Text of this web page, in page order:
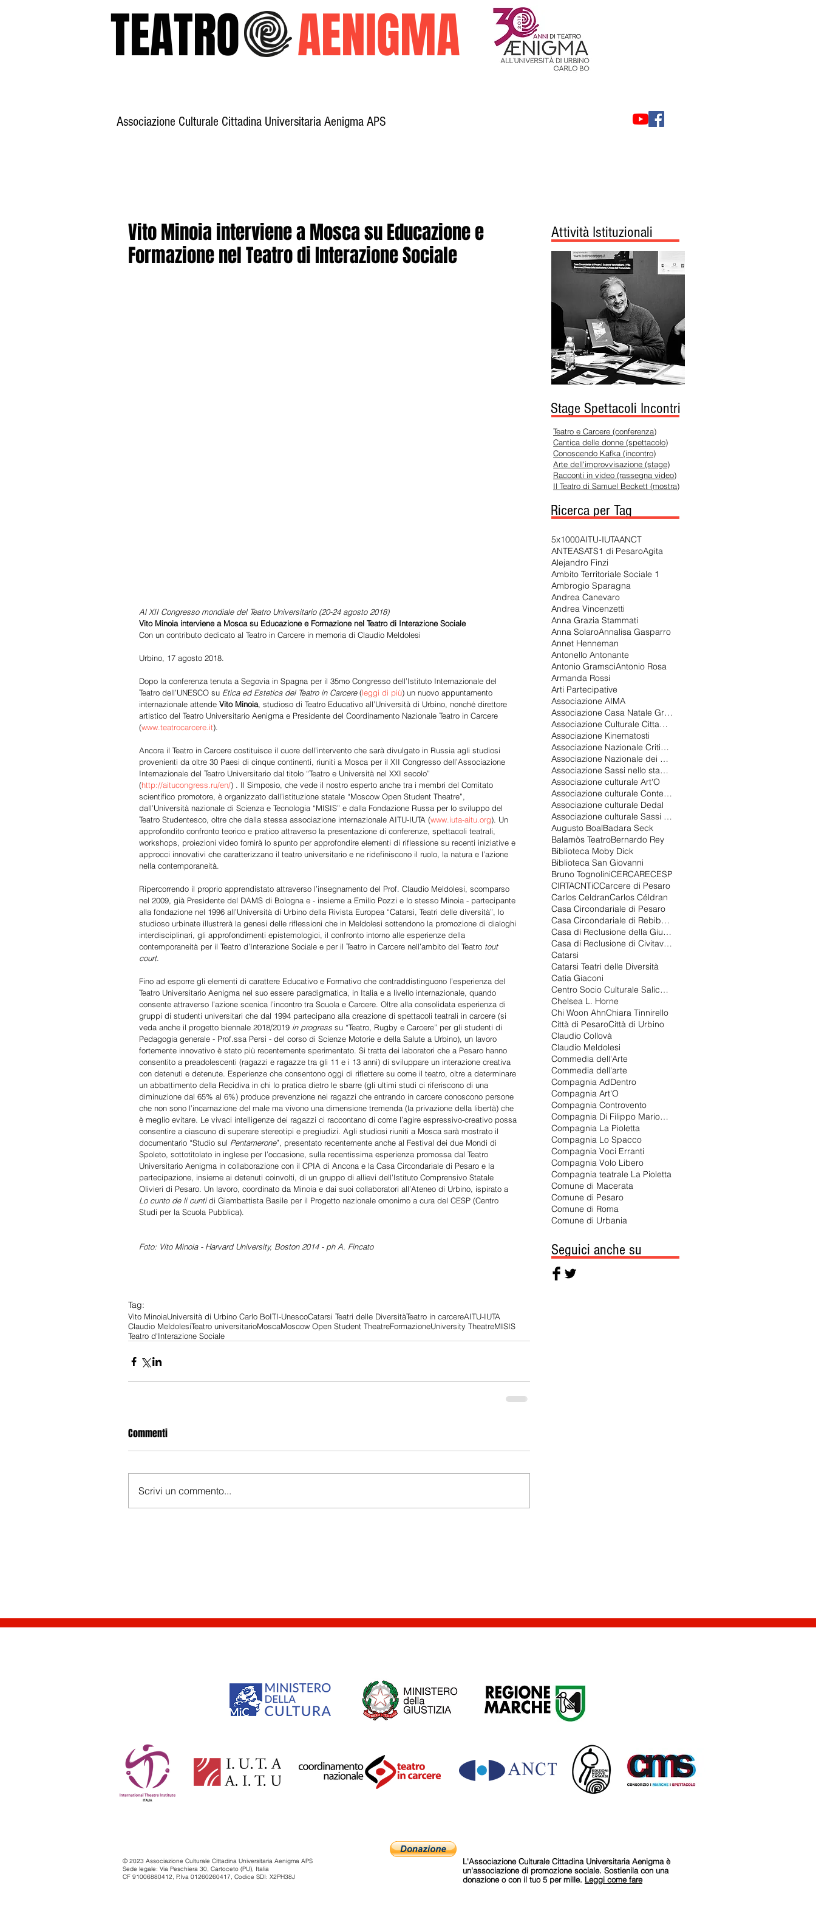
TEATROAENIGMA
Associazione Culturale Cittadina Universitaria Aenigma APS
Vito Minoia interviene a Mosca su Educazione e
Formazione nel Teatro di Interazione Sociale
Al XII Congresso mondiale del Teatro Universitario (20-24 agosto 2018)
Vito Minoia interviene a Mosca su Educazione e Formazione nel Teatro di Interazione Sociale
Con un contributo dedicato al Teatro in Carcere in memoria di Claudio Meldolesi
Urbino, 17 agosto 2018.
Dopo la conferenza tenuta a Segovia in Spagna per il 35mo Congresso dell’Istituto Internazionale del
Teatro dell’UNESCO su Etica ed Estetica del Teatro in Carcere (leggi di più) un nuovo appuntamento
internazionale attende Vito Minoia, studioso di Teatro Educativo all’Università di Urbino, nonché direttore
artistico del Teatro Universitario Aenigma e Presidente del Coordinamento Nazionale Teatro in Carcere
(www.teatrocarcere.it).
Ancora il Teatro in Carcere costituisce il cuore dell’intervento che sarà divulgato in Russia agli studiosi
provenienti da oltre 30 Paesi di cinque continenti, riuniti a Mosca per il XII Congresso dell’Associazione
Internazionale del Teatro Universitario dal titolo “Teatro e Università nel XXI secolo”
(http://aitucongress.ru/en/) . Il Simposio, che vede il nostro esperto anche tra i membri del Comitato
scientifico promotore, è organizzato dall’istituzione statale “Moscow Open Student Theatre”,
dall’Università nazionale di Scienza e Tecnologia “MISIS” e dalla Fondazione Russa per lo sviluppo del
Teatro Studentesco, oltre che dalla stessa associazione internazionale AITU-IUTA (www.iuta-aitu.org). Un
approfondito confronto teorico e pratico attraverso la presentazione di conferenze, spettacoli teatrali,
workshops, proiezioni video fornirà lo spunto per approfondire elementi di riflessione su recenti iniziative e
approcci innovativi che caratterizzano il teatro universitario e ne ridefiniscono il ruolo, la natura e l’azione
nella contemporaneità.
Ripercorrendo il proprio apprendistato attraverso l’insegnamento del Prof. Claudio Meldolesi, scomparso
nel 2009, già Presidente del DAMS di Bologna e - insieme a Emilio Pozzi e lo stesso Minoia - partecipante
alla fondazione nel 1996 all’Università di Urbino della Rivista Europea “Catarsi, Teatri delle diversità”, lo
studioso urbinate illustrerà la genesi delle riflessioni che in Meldolesi sottendono la promozione di dialoghi
interdisciplinari, gli approfondimenti epistemologici, il confronto intorno alle esperienze della
contemporaneità per il Teatro d’Interazione Sociale e per il Teatro in Carcere nell’ambito del Teatro tout
court.
Fino ad esporre gli elementi di carattere Educativo e Formativo che contraddistinguono l’esperienza del
Teatro Universitario Aenigma nel suo essere paradigmatica, in Italia e a livello internazionale, quando
consente attraverso l’azione scenica l’incontro tra Scuola e Carcere. Oltre alla consolidata esperienza di
gruppi di studenti universitari che dal 1994 partecipano alla creazione di spettacoli teatrali in carcere (si
veda anche il progetto biennale 2018/2019 in progress su “Teatro, Rugby e Carcere” per gli studenti di
Pedagogia generale - Prof.ssa Persi - del corso di Scienze Motorie e della Salute a Urbino), un lavoro
fortemente innovativo è stato più recentemente sperimentato. Si tratta dei laboratori che a Pesaro hanno
consentito a preadolescenti (ragazzi e ragazze tra gli 11 e i 13 anni) di sviluppare un interazione creativa
con detenuti e detenute. Esperienze che consentono oggi di riflettere su come il teatro, oltre a determinare
un abbattimento della Recidiva in chi lo pratica dietro le sbarre (gli ultimi studi ci riferiscono di una
diminuzione dal 65% al 6%) produce prevenzione nei ragazzi che entrando in carcere conoscono persone
che non sono l’incarnazione del male ma vivono una dimensione tremenda (la privazione della libertà) che
è meglio evitare. Le vivaci intelligenze dei ragazzi ci raccontano di come l’agire espressivo-creativo possa
consentire a ciascuno di superare stereotipi e pregiudizi. Agli studiosi riuniti a Mosca sarà mostrato il
documentario “Studio sul Pentamerone”, presentato recentemente anche al Festival dei due Mondi di
Spoleto, sottotitolato in inglese per l’occasione, sulla recentissima esperienza promossa dal Teatro
Universitario Aenigma in collaborazione con il CPIA di Ancona e la Casa Circondariale di Pesaro e la
partecipazione, insieme ai detenuti coinvolti, di un gruppo di allievi dell’Istituto Comprensivo Statale
Olivieri di Pesaro. Un lavoro, coordinato da Minoia e dai suoi collaboratori all’Ateneo di Urbino, ispirato a
Lo cunto de li cunti di Giambattista Basile per il Progetto nazionale omonimo a cura del CESP (Centro
Studi per la Scuola Pubblica).
Foto: Vito Minoia - Harvard University, Boston 2014 - ph A. Fincato
Tag:
Vito MinoiaUniversità di Urbino Carlo BoITI-UnescoCatarsi Teatri delle DiversitàTeatro in carcereAITU-IUTA
Claudio MeldolesiTeatro universitarioMoscaMoscow Open Student TheatreFormazioneUniversity TheatreMISIS
Teatro d'Interazione Sociale
Commenti
Scrivi un commento...
Attività Istituzionali
Stage Spettacoli Incontri
Teatro e Carcere (conferenza)
Cantica delle donne (spettacolo)
Conoscendo Kafka (incontro)
Arte dell'improvvisazione (stage)
Racconti in video (rassegna video)
Il Teatro di Samuel Beckett (mostra)
Ricerca per Tag
5x1000AITU-IUTAANCT
ANTEASATS1 di PesaroAgita
Alejandro Finzi
Ambito Territoriale Sociale 1
Ambrogio Sparagna
Andrea Canevaro
Andrea Vincenzetti
Anna Grazia Stammati
Anna SolaroAnnalisa Gasparro
Annet Henneman
Antonello Antonante
Antonio GramsciAntonio Rosa
Armanda Rossi
Arti Partecipative
Associazione AIMA
Associazione Casa Natale Gramsci di Ales
Associazione Culturale Cittadina Universitaria Aenigma APS
Associazione Kinematosti
Associazione Nazionale Critici di Teatro
Associazione Nazionale dei Critici di Teatro
Associazione Sassi nello stagno
Associazione culturale Art'O
Associazione culturale Contemporanea 2.0
Associazione culturale Dedal
Associazione culturale Sassi nello stagno
Augusto BoalBadara Seck
Balamòs TeatroBernardo Rey
Biblioteca Moby Dick
Biblioteca San Giovanni
Bruno TognoliniCERCARECESP
CIRTACNTiCCarcere di Pesaro
Carlos CeldranCarlos Céldran
Casa Circondariale di Pesaro
Casa Circondariale di Rebibbia
Casa di Reclusione della Giudecca
Casa di Reclusione di Civitavecchia
Catarsi
Catarsi Teatri delle Diversità
Catia Giaconi
Centro Socio Culturale Salice Gualdoni
Chelsea L. Horne
Chi Woon AhnChiara Tinnirello
Città di PesaroCittà di Urbino
Claudio Collovà
Claudio Meldolesi
Commedia dell'Arte
Commedia dell'arte
Compagnia AdDentro
Compagnia Art'O
Compagnia Controvento
Compagnia Di Filippo Marionette
Compagnia La Pioletta
Compagnia Lo Spacco
Compagnia Voci Erranti
Compagnia Volo Libero
Compagnia teatrale La Pioletta
Comune di Macerata
Comune di Pesaro
Comune di Roma
Comune di Urbania
Seguici anche su
© 2023 Associazione Culturale Cittadina Universitaria Aenigma APS
Sede legale: Via Peschiera 30, Cartoceto (PU), Italia
CF 91006880412, P.Iva 01260260417, Codice SDI: X2PH38J
L'Associazione Culturale Cittadina Universitaria Aenigma è
un'associazione di promozione sociale. Sostienila con una
donazione o con il tuo 5 per mille. Leggi come fare